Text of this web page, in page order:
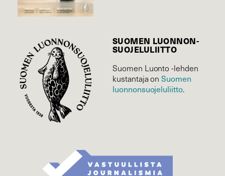
SUOMEN LUONNON­
SUOJELU­LIITTO
Suomen Luonto -lehden
kustantaja onSuomen
luonnonsuojelu­liitto.